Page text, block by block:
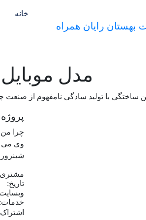
خانه
مدل
ساختگی با تولید سادگی نامفهوم از
چرا
وی می
تاریخ:
خدمات:
اشتراک